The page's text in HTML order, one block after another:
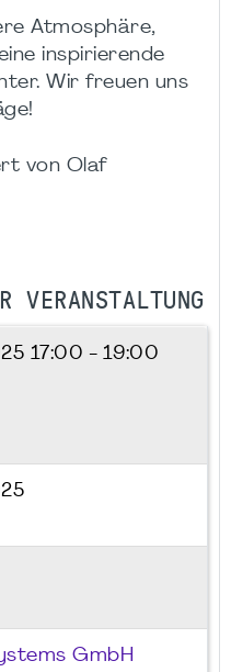
Atmosphäre,
inspirierende
Wir freuen uns
von Olaf
VERANSTALTUNG
17:00 - 19:00
GmbH